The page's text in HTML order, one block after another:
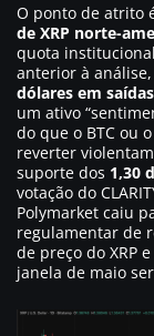
O ponto de atrito
de XRP norte-
quota
anterior à análise,
dólares em
um ativo
do que o BTC ou
reverter
suporte dos 1,30
votação do
Polymarket caiu
regulamentar de
de preço do XRP
janela de maio